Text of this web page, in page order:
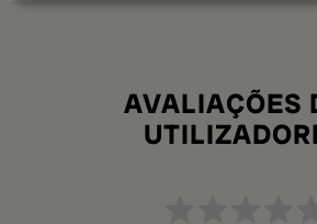
AVALIAÇÕES